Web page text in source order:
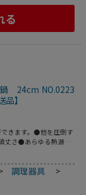
る
24cm NO.0223
】
きます。●他を圧倒す
丈さ●あらゆる熱源に
200V・ハロゲンヒー
は満水表記になりま
ください。）●全面多
よく熱が伝導。●重
調理器具
>